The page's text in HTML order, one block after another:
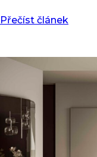
Přečíst článek